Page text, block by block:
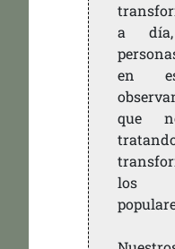
a
en
que
los